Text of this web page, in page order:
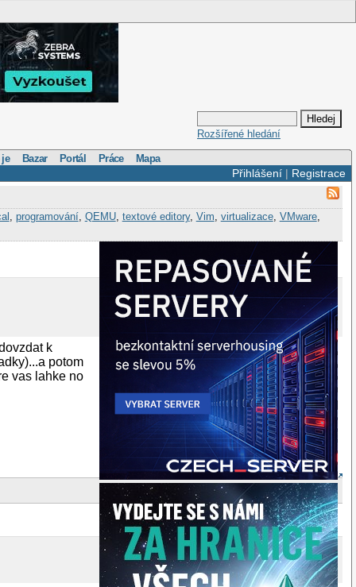
Rozšířené hledání
je Bazar Portál Práce Mapa
Přihlášení| Registrace
programování, QEMU, textové editory, Vim virtualizace, VMware,
k
potom
vas lahke no